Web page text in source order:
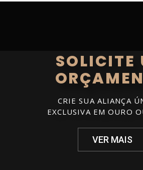
CRIE SUA ALIANÇA
EXCLUSIVA EM OURO
SOLICITE
VER MAIS